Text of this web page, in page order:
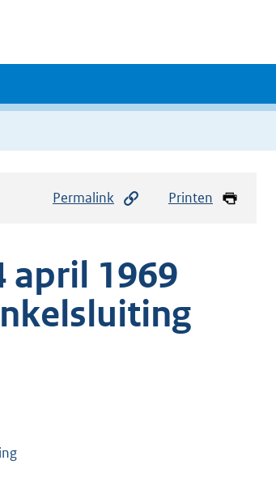
Permalink Printen
april 1969